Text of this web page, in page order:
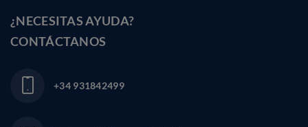
¿NECESITAS AYUDA?
CONTÁCTANOS
+34 931842499